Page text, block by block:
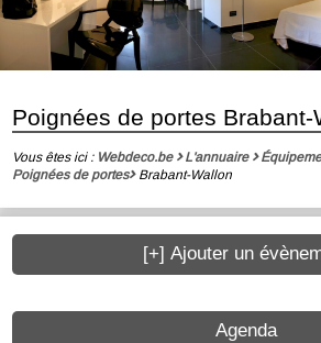
Poignées de portes Brabant-
Vous êtes ici : Webdeco.be L'annuaire
Poignées de portes
Brabant-Wallon
Agenda
[+] Ajouter un